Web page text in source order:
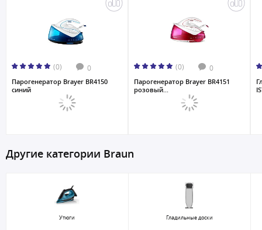
(0) 0
Парогенератор Brayer BR4150
cиний
(0) 0
Парогенератор Brayer BR4151
розовый...
Другие категории Braun
Утюги Гладильные доски